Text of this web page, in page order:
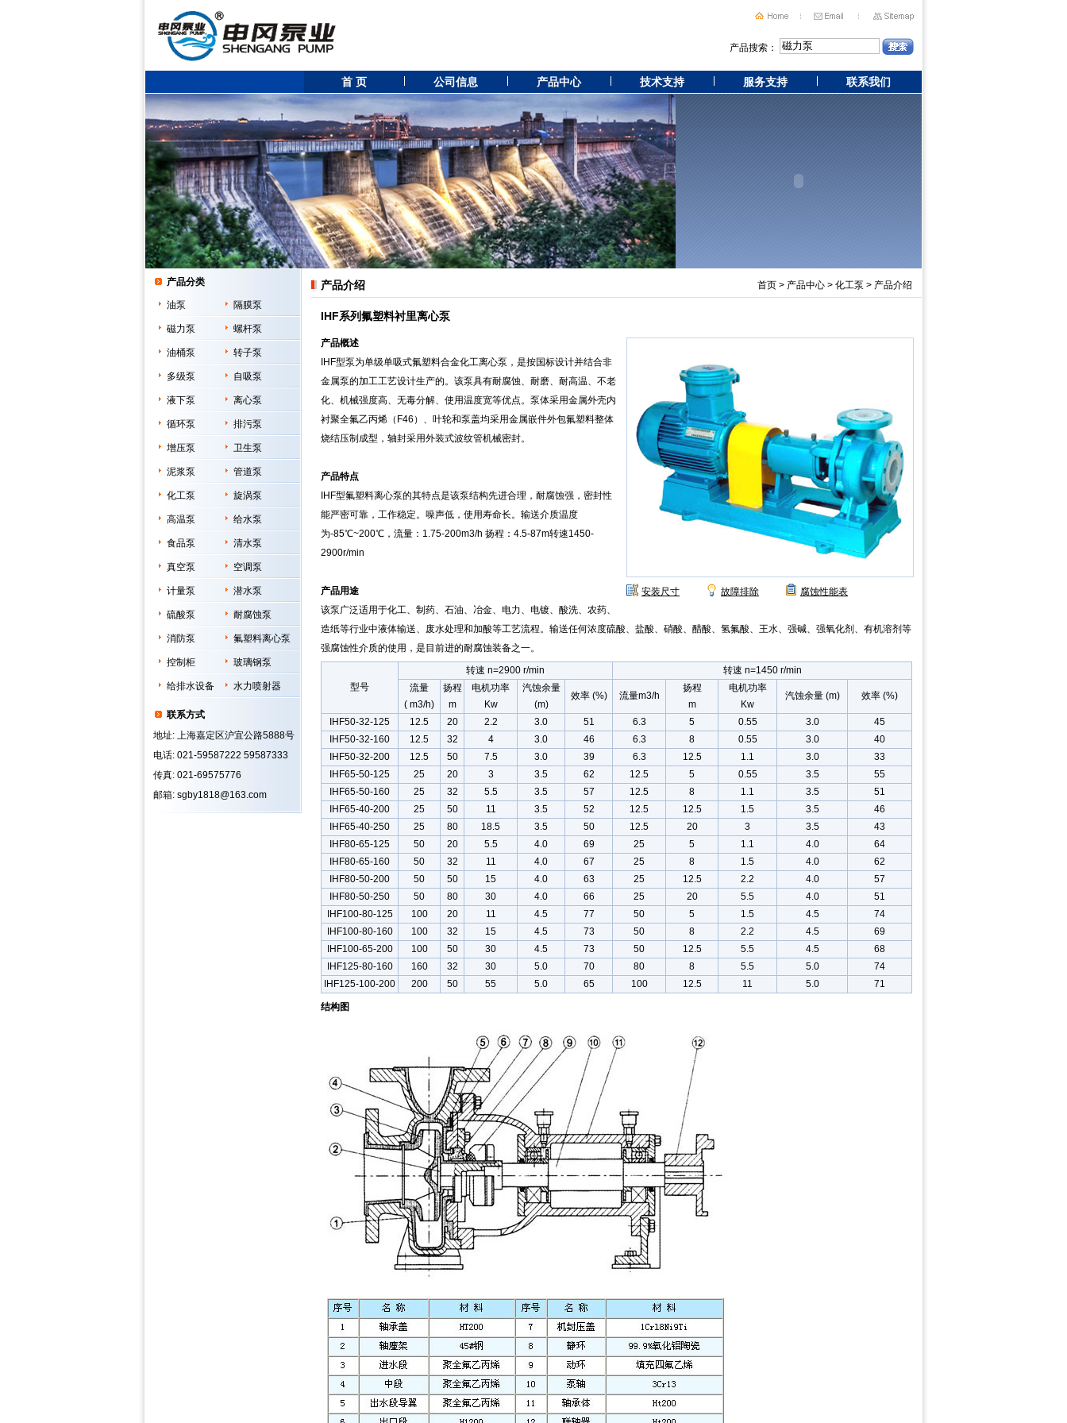
产品搜索：
首 页 公司信息 产品中心 技术支持 服务支持 联系我们
产品分类
油泵 隔膜泵
磁力泵 螺杆泵
油桶泵 转子泵
多级泵 自吸泵
液下泵 离心泵
循环泵 排污泵
增压泵 卫生泵
泥浆泵 管道泵
化工泵 旋涡泵
高温泵 给水泵
食品泵 清水泵
真空泵 空调泵
计量泵 潜水泵
硫酸泵 耐腐蚀泵
消防泵 氟塑料离心泵
控制柜 玻璃钢泵
给排水设备 水力喷射器
联系方式
地址: 上海嘉定区沪宜公路5888号
电话: 021-59587222 59587333
传真: 021-69575776
邮箱: sgby1818@163.com
产品介绍 首页 > 产品中心 > 化工泵 > 产品介绍
IHF系列氟塑料衬里离心泵
安装尺寸 故障排除 腐蚀性能表
产品概述
IHF型泵为单级单吸式氟塑料合金化工离心泵，是按国标设计并结合非
金属泵的加工工艺设计生产的。该泵具有耐腐蚀、耐磨、耐高温、不老
化、机械强度高、无毒分解、使用温度宽等优点。泵体采用金属外壳内
衬聚全氟乙丙烯（F46）、叶轮和泵盖均采用金属嵌件外包氟塑料整体
烧结压制成型，轴封采用外装式波纹管机械密封。
产品特点
IHF型氟塑料离心泵的其特点是该泵结构先进合理，耐腐蚀强，密封性
能严密可靠，工作稳定。噪声低，使用寿命长。输送介质温度
为-85℃~200℃，流量：1.75-200m3/h 扬程：4.5-87m转速1450-
2900r/min
产品用途
该泵广泛适用于化工、制药、石油、冶金、电力、电镀、酸洗、农药、
造纸等行业中液体输送、废水处理和加酸等工艺流程。输送任何浓度硫酸、盐酸、硝酸、醋酸、氢氟酸、王水、强碱、强氧化剂、有机溶剂等
强腐蚀性介质的使用，是目前进的耐腐蚀装备之一。
型号
转速 n=2900 r/min
转速 n=1450 r/min
流量
( m3/h)
扬程
m
电机功率
Kw
汽蚀余量
(m)
效率 (%) 流量m3/h
扬程
m
电机功率
Kw
汽蚀余量 (m) 效率 (%)
IHF50-32-125 12.5 20 2.2 3.0 51 6.3 5 0.55 3.0
45
IHF50-32-160
12.5 32 4 3.0 46 6.3 8 0.55 3.0
40
IHF50-32-200
12.5 50 7.5 3.0 39 6.3 12.5 1.1 3.0
33
IHF65-50-125
25 20 3 3.5 62 12.5 5 0.55 3.5
55
IHF65-50-160
25 32 5.5 3.5 57 12.5 8 1.1 3.5
51
IHF65-40-200
25 50 11 3.5 52 12.5 12.5 1.5 3.5
46
IHF65-40-250
25 80 18.5 3.5 50 12.5 20 3 3.5
43
IHF80-65-125
50 20 5.5 4.0 69 25 5 1.1 4.0
64
IHF80-65-160
50 32 11 4.0 67 25 8 1.5 4.0
62
IHF80-50-200
50 50 15 4.0 63 25 12.5 2.2 4.0
57
IHF80-50-250
50 80 30 4.0 66 25 20 5.5 4.0
51
IHF100-80-125
100 20 11 4.5 77 50 5 1.5 4.5
74
IHF100-80-160
100 32 15 4.5 73 50 8 2.2 4.5
69
IHF100-65-200
100 50 30 4.5 73 50 12.5 5.5 4.5
68
IHF125-80-160
160 32 30 5.0 70 80 8 5.5 5.0
74
IHF125-100-200
200 50 55 5.0 65 100 12.5 11 5.0 71
结构图